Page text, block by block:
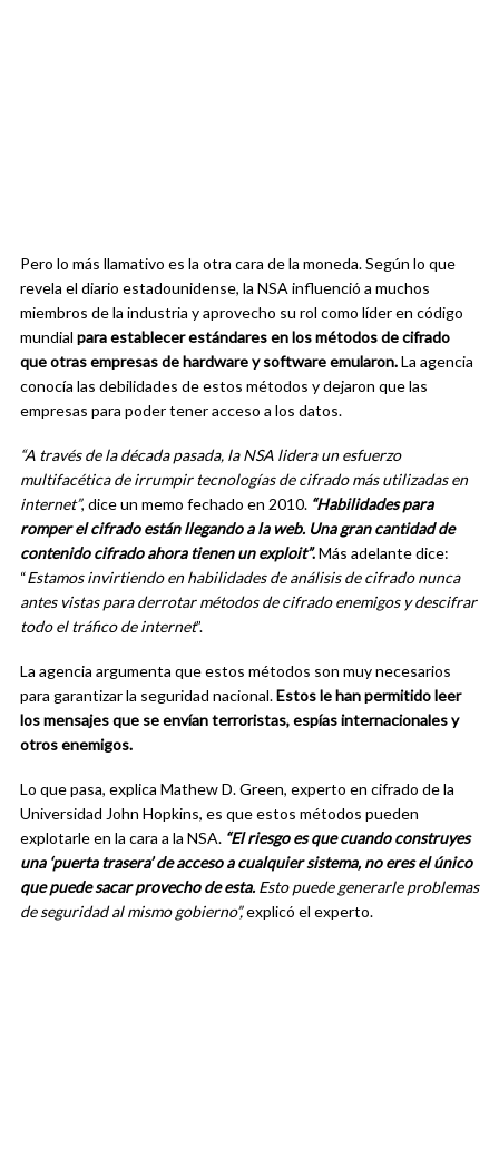
Pero lo más llamativo es la otra cara de la moneda. Según lo que
revela el diario estadounidense, la NSA influenció a muchos
miembros de la industria y aprovecho su rol como líder en código
mundial para establecer estándares en los métodos de cifrado
que otras empresas de hardware y software emularon.La agencia
conocía las debilidades de estos métodos y dejaron que las
empresas para poder tener acceso a los datos.
“A través de la década pasada, la NSA lidera un esfuerzo
multifacética de irrumpir tecnologías de cifrado más utilizadas en
internet”, dice un memo fechado en 2010. “Habilidades para
romper el cifrado están llegando a la web. Una gran cantidad de
contenido cifrado ahora tienen un exploit”.Más adelante dice:
“Estamos invirtiendo en habilidades de análisis de cifrado nunca
antes vistas para derrotar métodos de cifrado enemigos y descifrar
todo el tráfico de internet”.
La agencia argumenta que estos métodos son muy necesarios
para garantizar la seguridad nacional.Estos le han permitido leer
los mensajes que se envían terroristas, espías internacionales y
otros enemigos.
Lo que pasa, explica Mathew D. Green, experto en cifrado de la
Universidad John Hopkins, es que estos métodos pueden
explotarle en la cara a la NSA. “El riesgo es que cuando construyes
una ‘puerta trasera’ de acceso a cualquier sistema, no eres el único
que puede sacar provecho de esta. Esto puede generarle problemas
de seguridad al mismo gobierno”,explicó el experto.